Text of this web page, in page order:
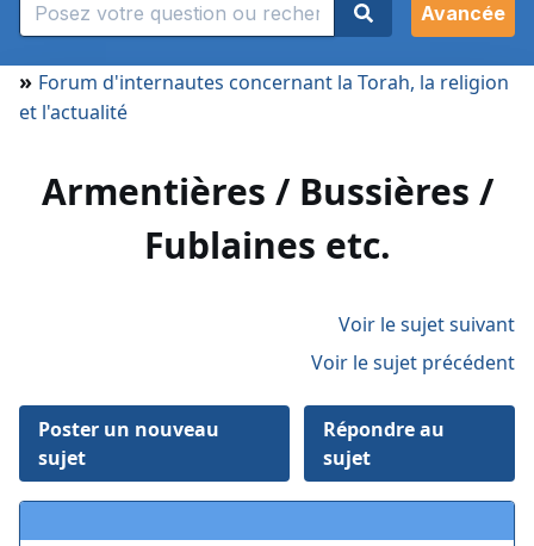
Avancée
» Forum d'internautes concernant la Torah, la religion
et l'actualité
Armentières / Bussières /
Fublaines etc.
Voir le sujet suivant
Voir le sujet précédent
Poster un nouveau
sujet
Répondre au
sujet